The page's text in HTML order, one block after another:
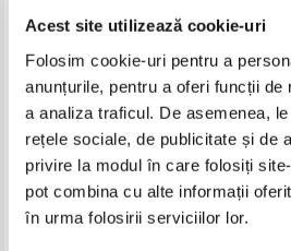
Acest site utilizează cookie-uri
Folosim cookie-uri pentru a
anunțurile, pentru a oferi funcții de
a analiza traficul. De asemenea,
rețele sociale, de publicitate și de
privire la modul în care folosiți
pot combina cu alte informații
în urma folosirii serviciilor lor.
Viorel Ranga, I. Teodorescu
Exarcu - Anatomia si fiziologia
omului
Pret:40,00Lei 26,00 Lei
Adaugă în coș